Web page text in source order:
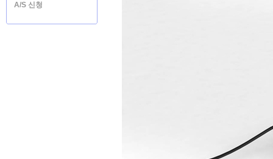
A/S 신청